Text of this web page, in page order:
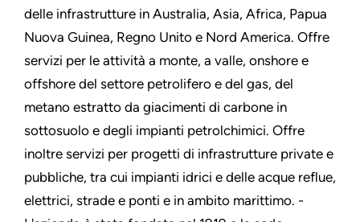
delle infrastrutture in Australia, Asia, Africa, Papua
Nuova Guinea, Regno Unito e Nord America. Offre
servizi per le attività a monte, a valle, onshore e
offshore del settore petrolifero e del gas, del
metano estratto da giacimenti di carbone in
sottosuolo e degli impianti petrolchimici. Offre
inoltre servizi per progetti di infrastrutture private e
pubbliche, tra cui impianti idrici e delle acque reflue,
elettrici, strade e ponti e in ambito marittimo. -